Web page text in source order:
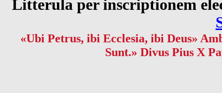
Litterula per inscriptionem
«Ubi Petrus, ibi Ecclesia, ibi Deus»
Sunt.» Divus Pius X